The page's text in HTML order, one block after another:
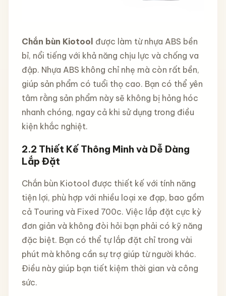
Chắn bùn Kiotool được làm từ nhựa ABS bền
bỉ, nổi tiếng với khả năng chịu lực và chống va
đập. Nhựa ABS không chỉ nhẹ mà còn rất bền,
giúp sản phẩm có tuổi thọ cao. Bạn có thể yên
tâm rằng sản phẩm này sẽ không bị hỏng hóc
nhanh chóng, ngay cả khi sử dụng trong điều
kiện khắc nghiệt.
2.2 Thiết Kế Thông Minh và Dễ Dàng
Lắp Đặt
Chắn bùn Kiotool được thiết kế với tính năng
tiện lợi, phù hợp với nhiều loại xe đạp, bao gồm
cả Touring và Fixed 700c. Việc lắp đặt cực kỳ
đơn giản và không đòi hỏi bạn phải có kỹ năng
đặc biệt. Bạn có thể tự lắp đặt chỉ trong vài
phút mà không cần sự trợ giúp từ người khác.
Điều này giúp bạn tiết kiệm thời gian và công
sức.